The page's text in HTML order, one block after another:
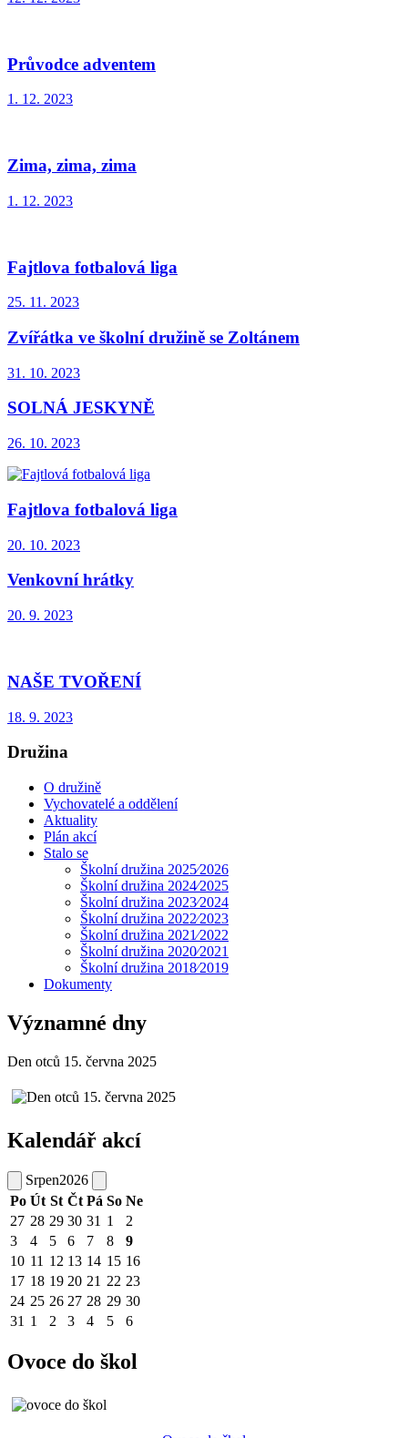
Průvodce adventem
1. 12. 2023
Zima, zima, zima
1. 12. 2023
Fajtlova fotbalová liga
25. 11. 2023
Zvířátka ve školní družině se Zoltánem
31. 10. 2023
SOLNÁ JESKYNĚ
26. 10. 2023
Fajtlova fotbalová liga
20. 10. 2023
Venkovní hrátky
20. 9. 2023
NAŠE TVOŘENÍ
18. 9. 2023
Družina
O družině
Vychovatelé a oddělení
Aktuality
Plán akcí
Stalo se
Školní družina 2025⁄2026
Školní družina 2024⁄2025
Školní družina 2023⁄2024
Školní družina 2022⁄2023
Školní družina 2021⁄2022
Školní družina 2020⁄2021
Školní družina 2018⁄2019
Dokumenty
Významné dny
Den otců 15. června 2025
Kalendář akcí
Srpen2026
Po Út St Čt Pá So Ne
27 28 29 30 31 1
2
3
4 5 6 7 8
9
10 11 12 13 14 15 16
17 18 19 20 21 22 23
24 25 26 27 28 29 30
31 1 2 3 4 5 6
Ovoce do škol